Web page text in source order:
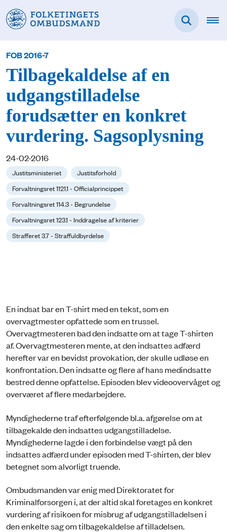
FOB 2016-7
Tilbagekaldelse af en
udgangstilladelse
forudsætter en konkret
vurdering. Sagsoplysning
24-02-2016
Justitsministeriet
Justitsforhold
Forvaltningsret 1121.1 - Officialprincippet
Forvaltningsret 114.3 - Begrundelse
Forvaltningsret 123.1 - Inddragelse af kriterier
Strafferet 3.7 - Straffuldbyrdelse
En indsat bar en T-shirt med en tekst, som en
overvagtmester opfattede som en trussel.
Overvagtmesteren bad den indsatte om at tage T-shirten
af. Overvagtmesteren mente, at den indsattes adfærd
herefter var en bevidst provokation, der skulle udløse en
konfrontation. Den indsatte og flere af hans medindsatte
bestred denne opfattelse. Episoden blev videoovervåget og
overværet af flere medarbejdere.
Myndighederne traf efterfølgende bl.a. afgørelse om at
tilbagekalde den indsattes udgangstilladelse.
Myndighederne lagde i den forbindelse vægt på den
indsattes adfærd under episoden med T-shirten, der blev
betegnet som alvorligt truende.
Ombudsmanden var enig med Direktoratet for
Kriminalforsorgen i, at der altid skal foretages en konkret
vurdering af risikoen for misbrug af udgangstilladelsen i
den enkelte sag om tilbagekaldelse af tilladelsen.